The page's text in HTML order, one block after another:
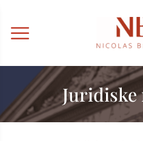
Juridiske